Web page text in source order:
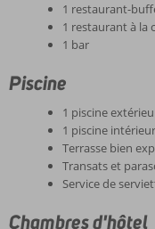
1 restaurant-
1 restaurant à la
1 bar
Piscine
1 piscine
1 piscine
Terrasse bien
Transats et
Service de
Chambres d'hôtel